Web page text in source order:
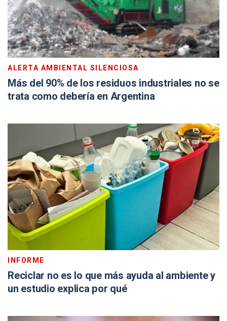
ALERTA AMBIENTAL SILENCIOSA
Más del 90% de los residuos industriales no se
trata como debería en Argentina
INFORME
Reciclar no es lo que más ayuda al ambiente y
un estudio explica por qué